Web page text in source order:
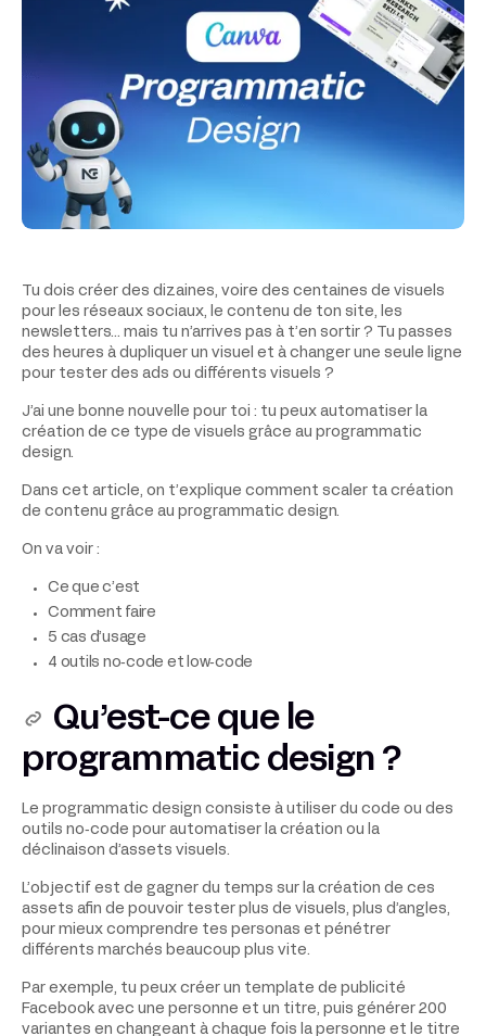
Tu dois créer des dizaines, voire des centaines de visuels
pour les réseaux sociaux, le contenu de ton site, les
newsletters… mais tu n’arrives pas à t’en sortir ? Tu passes
des heures à dupliquer un visuel et à changer une seule ligne
pour tester des ads ou différents visuels ?
J’ai une bonne nouvelle pour toi : tu peux automatiser la
création de ce type de visuels grâce au programmatic
design.
Dans cet article, on t’explique comment scaler ta création
de contenu grâce au programmatic design.
On va voir :
Ce que c’est
Comment faire
5 cas d’usage
4 outils no‑code et low‑code
Qu’est-ce que le
programmatic design ?
Le programmatic design consiste à utiliser du code ou des
outils no‑code pour automatiser la création ou la
déclinaison d’assets visuels.
L’objectif est de gagner du temps sur la création de ces
assets afin de pouvoir tester plus de visuels, plus d’angles,
pour mieux comprendre tes personas et pénétrer
différents marchés beaucoup plus vite.
Par exemple, tu peux créer un template de publicité
Facebook avec une personne et un titre, puis générer 200
variantes en changeant à chaque fois la personne et le titre